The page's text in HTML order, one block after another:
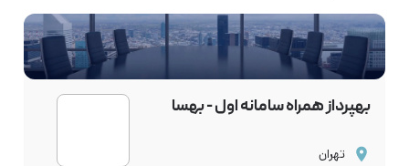
بهپرداز همراه سامانه اول - بهسا
تهران